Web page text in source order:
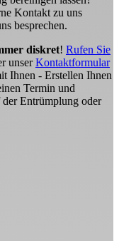
Kontakt zu uns
besprechen.
diskret! Rufen Sie
unserKontaktformular
Ihnen - Erstellen Ihnen
Termin und
der Entrümplung oder